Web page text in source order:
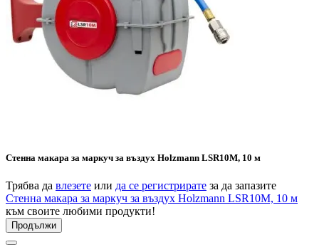
Стенна макара за маркуч за въздух Holzmann LSR10M, 10 м
Трябва да влезете или да се регистрирате за да запазите
Стенна макара за маркуч за въздух Holzmann LSR10M, 10 м
към своите любими продукти!
Продължи